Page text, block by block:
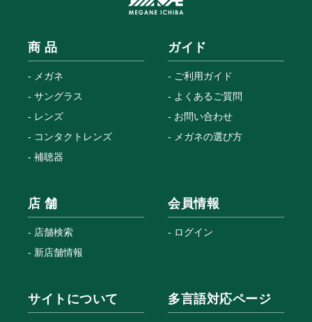
商 品
メガネ
サングラス
レンズ
コンタクトレンズ
補聴器
ガイド
ご利用ガイド
よくあるご質問
お問い合わせ
メガネの選び方
店 舗
店舗検索
新店舗情報
会員情報
ログイン
サイトについて 多言語対応ページ